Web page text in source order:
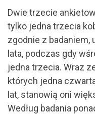
Dwie trzecie
tylko jedna trzecia
zgodnie z badaniem,
lata, podczas gdy
jedna trzecia. Wraz
których jedna
lat, stanowią oni
Według badania